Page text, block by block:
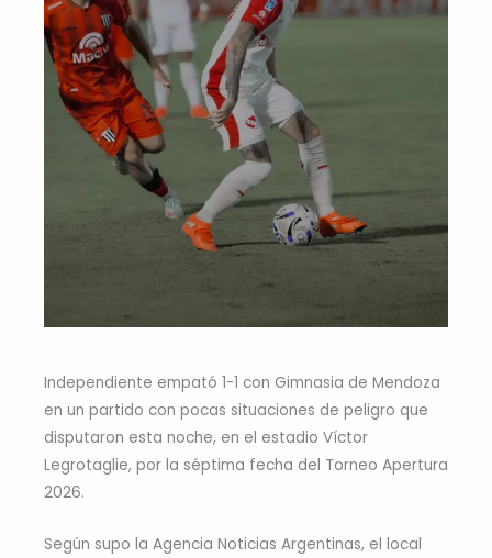
Independiente empató 1-1 con Gimnasia de Mendoza
en un partido con pocas situaciones de peligro que
disputaron esta noche, en el estadio Víctor
Legrotaglie, por la séptima fecha del Torneo Apertura
2026.
Según supo la Agencia Noticias Argentinas, el local